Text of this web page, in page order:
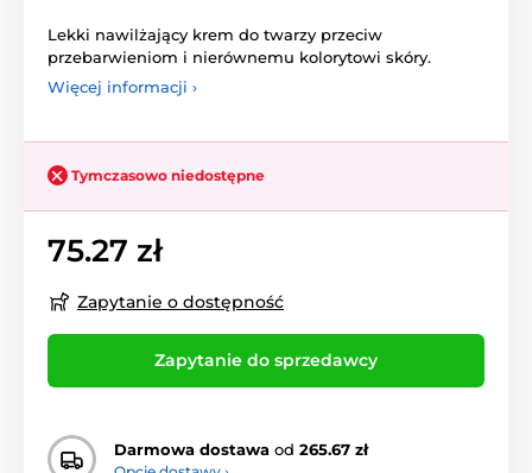
Lekki nawilżający krem do twarzy przeciw
przebarwieniom i nierównemu kolorytowi skóry.
Więcej informacji ›
Tymczasowo niedostępne
75.27 zł
Zapytanie o dostępność
Zapytanie do sprzedawcy
Darmowa dostawa od 265.67 zł